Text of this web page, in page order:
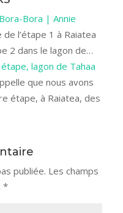
Bora | Annie
l’étape 1 à Raiatea
2 dans le lagon de…
lagon de Tahaa
que nous avons
étape, à Raiatea, des
publiée. Les champs
*